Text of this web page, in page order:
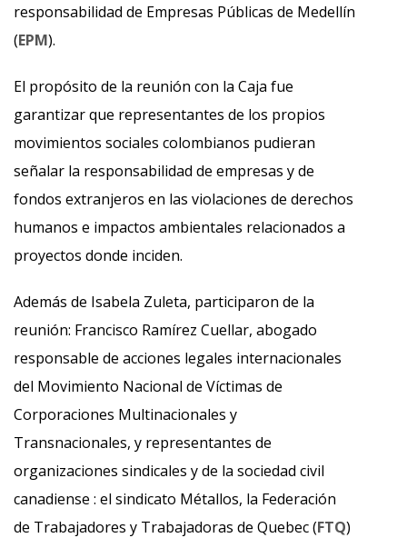
responsabilidad de Empresas Públicas de Medellín
(EPM).
El propósito de la reunión con la Caja fue
garantizar que representantes de los propios
movimientos sociales colombianos pudieran
señalar la responsabilidad de empresas y de
fondos extranjeros en las violaciones de derechos
humanos e impactos ambientales relacionados a
proyectos donde inciden.
Además de Isabela Zuleta, participaron de la
reunión: Francisco Ramírez Cuellar, abogado
responsable de acciones legales internacionales
del Movimiento Nacional de Víctimas de
Corporaciones Multinacionales y
Transnacionales, y representantes de
organizaciones sindicales y de la sociedad civil
canadiense : el sindicato Métallos, la Federación
de Trabajadores y Trabajadoras de Quebec (FTQ)